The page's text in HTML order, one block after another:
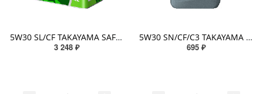
5W30 SL/CF TAKAYAMA SAFETEC 4л (металл) п/синтетическое
3 248 ₽
5W30 SN/CF/C3 TAKAYAMA 1л пластик синтетическое
695 ₽